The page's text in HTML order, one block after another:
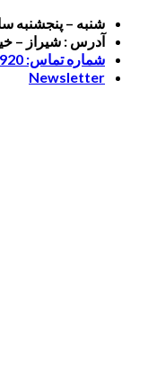
Skip
content
شنبه – پنجشنبه ساعت 8:00
آدرس : شیراز –
شماره تماس: 09365529920
Newsletter